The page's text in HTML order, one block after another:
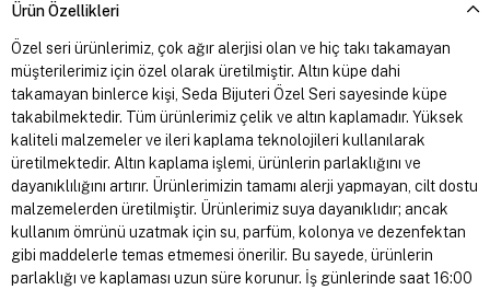
Ürün Özellikleri
Özel seri ürünlerimiz, çok ağır alerjisi olan ve hiç takı takamayan
müşterilerimiz için özel olarak üretilmiştir. Altın küpe dahi
takamayan binlerce kişi, Seda Bijuteri Özel Seri sayesinde küpe
takabilmektedir. Tüm ürünlerimiz çelik ve altın kaplamadır. Yüksek
kaliteli malzemeler ve ileri kaplama teknolojileri kullanılarak
üretilmektedir. Altın kaplama işlemi, ürünlerin parlaklığını ve
dayanıklılığını artırır. Ürünlerimizin tamamı alerji yapmayan, cilt dostu
malzemelerden üretilmiştir. Ürünlerimiz suya dayanıklıdır; ancak
kullanım ömrünü uzatmak için su, parfüm, kolonya ve dezenfektan
gibi maddelerle temas etmemesi önerilir. Bu sayede, ürünlerin
parlaklığı ve kaplaması uzun süre korunur. İş günlerinde saat 16:00